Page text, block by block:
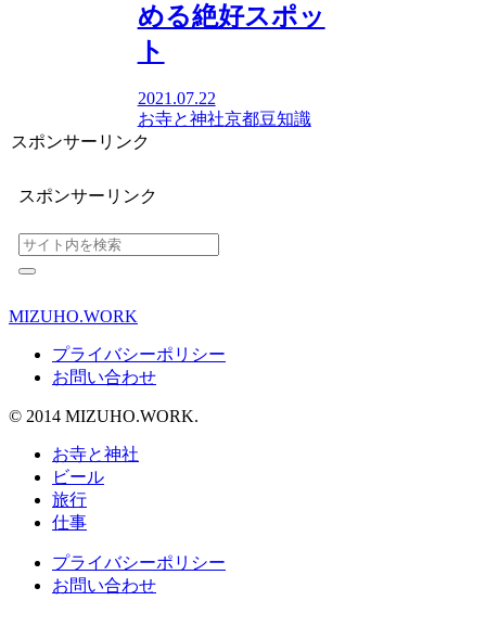
める絶好スポッ
ト
2021.07.22
お寺と神社京都豆知識
スポンサーリンク
スポンサーリンク
MIZUHO.WORK
プライバシーポリシー
お問い合わせ
© 2014 MIZUHO.WORK.
お寺と神社
ビール
旅行
仕事
プライバシーポリシー
お問い合わせ